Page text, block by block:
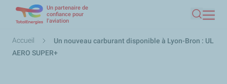
contenu
Un partenaire de
confiance pour
l'aviation
Fil
d'Ariane
Accueil
Un nouveau carburant disponible à Lyon-Bron : UL
AERO SUPER+